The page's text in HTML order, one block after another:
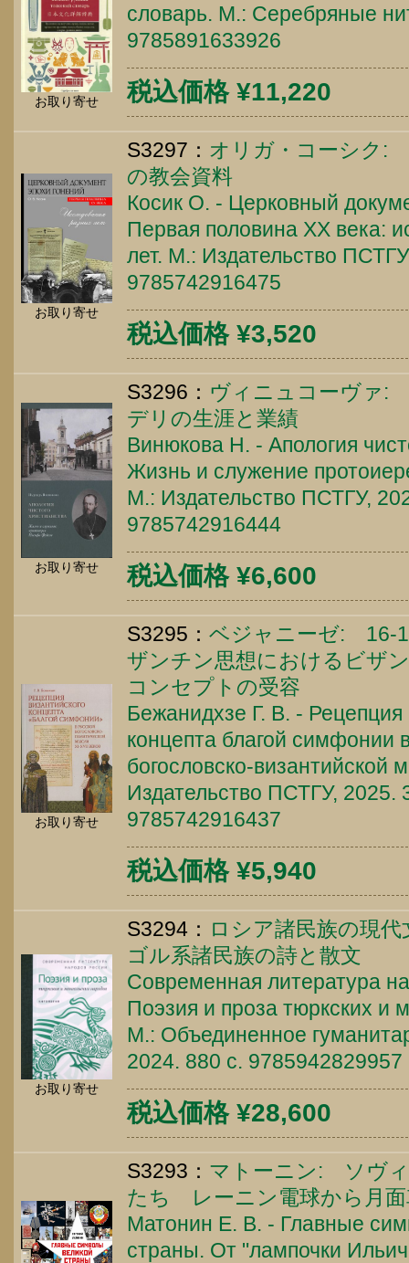
お取り寄せ
словарь. М.: Серебряные
9785891633926
税込価格 ¥11,220
お取り寄せ
S3297： オリガ・コーシク:
の教会資料
Косик О. - Церковный
Первая половина XX века:
лет. М.: Издательство
9785742916475
税込価格 ¥3,520
お取り寄せ
S3296： ヴィニュコーヴァ:
デリの生涯と業績
Винюкова Н. - Апология
Жизнь и служение
М.: Издательство ПСТГУ,
9785742916444
税込価格 ¥6,600
お取り寄せ
S3295： ベジャニーゼ: 16-
ザンチン思想におけるビザ
コンセプトの受容
Бежанидхзе Г. В. - Рецепция
концепта благой симфонии
богословско-византийской
Издательство ПСТГУ, 2025.
9785742916437
税込価格 ¥5,940
お取り寄せ
S3294： ロシア諸民族の現
ゴル系諸民族の詩と散文
Современная литература
Поэзия и проза тюркских и
М.: Объединенное
2024. 880 c. 9785942829957
税込価格 ¥28,600
S3293： マトーニン: ソヴ
たち レーニン電球から月
Матонин Е. В. - Главные
страны. От "лампочки